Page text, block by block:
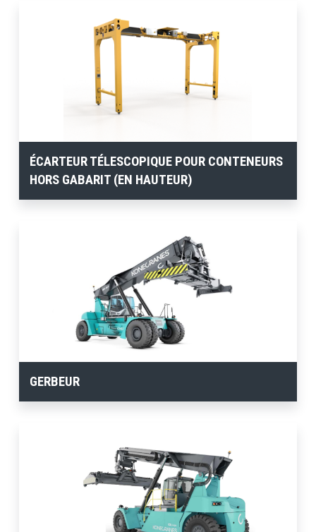
ÉCARTEUR TÉLESCOPIQUE POUR CONTENEURS
HORS GABARIT (EN HAUTEUR)
GERBEUR